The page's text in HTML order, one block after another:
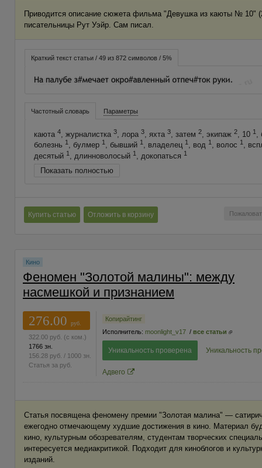
Приводится описание сюжета фильма "Девушка из каюты № 10"
писательницы Рут Уэйр. Сам писал.
Краткий текст статьи / 49 из 872 символов / 5%
Частотный словарь Параметры
каюта 4, журналистка 3, лора 3, яхта 3, затем 2, экипаж 2, 10 1,
болезнь 1, булмер 1, бывший 1, владелец 1, вод 1, волос 1,
десятый 1, длинноволосый 1, докопаться 1
Показать полностью
Купить статью Отложить в корзину
Кино
Феномен "Золотой малины": между
насмешкой и признанием
276.00
руб.
322.00 руб. (с ком.)
1766 зн.
156.28 руб. / 1000 зн.
Статья за руб.
Копирайтинг
Исполнитель: moonlight_v17 / все статьи
Уникальность проверена Уникальность
Адвего
Статья посвящена феномену премии "Золотая малина" —
ежегодно отмечающему худшие достижения в кино. Материал
кино, культурным обозревателям, студентам творческих
интересуется медиакритикой. Подходит для киноблогов и
изданий.